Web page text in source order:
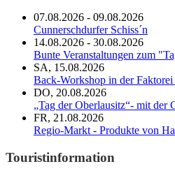
07.08.2026 - 09.08.2026
Cunnerschdurfer Schiss´n
14.08.2026 - 30.08.2026
Bunte Veranstaltungen zum
SA, 15.08.2026
Back-Workshop in der
DO, 20.08.2026
„Tag der Oberlausitz“- mit
FR, 21.08.2026
Regio-Markt - Produkte von
Touristinformation